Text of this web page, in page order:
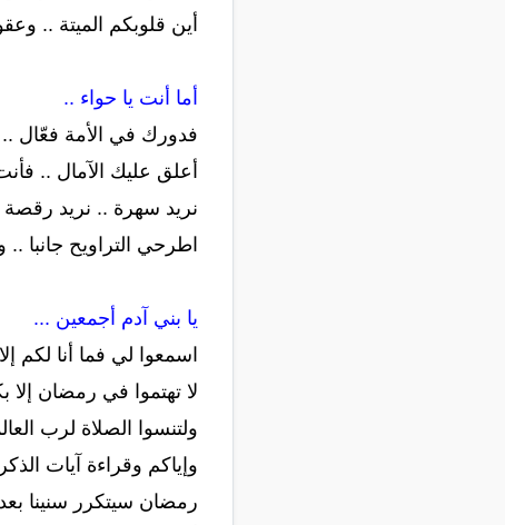
أين قلوبكم الميتة ..
أما أنت يا حواء ..
فدورك في الأمة فعّال
أعلق عليك الآمال ..
نريد سهرة .. نريد رقصة
اطرحي التراويح جانبا
يا بني آدم أجمعين ...
اسمعوا لي فما أنا لكم
لا تهتموا في رمضان
ولتنسوا الصلاة لرب
وإياكم وقراءة آيات
رمضان سيتكرر سنينا